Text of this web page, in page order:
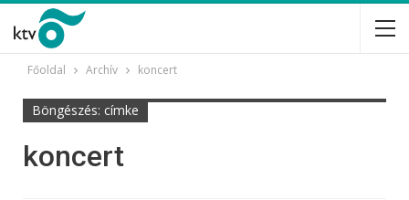
Főoldal Archív koncert
Böngészés: címke
koncert